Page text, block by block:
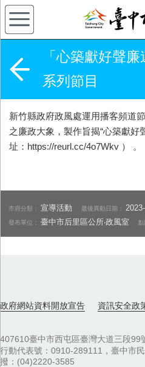
「心築獻好聲
系列節目
新竹縣政府政風處運用播客頻道
之廉政大象，製作旨揭“心築獻好
址：https://reurl.cc/4o7Wkv ） 。
市府分類：宣導活動 最後異動日期：
發布單位：臺中市后里區公所‧政風室
政府網站資料開放宣告 資訊安全政
407610臺中市西屯區臺灣大道三段99
行動代表號：0910-289111，臺中市
撥：(04)2220-3585